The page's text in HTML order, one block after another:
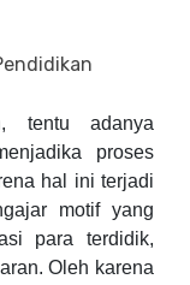
tentu adanya
proses
hal ini terjadi
motif yang
para terdidik,
Oleh karena